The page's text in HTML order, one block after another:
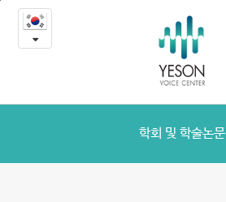
36
회
학
학회 및 학술논문